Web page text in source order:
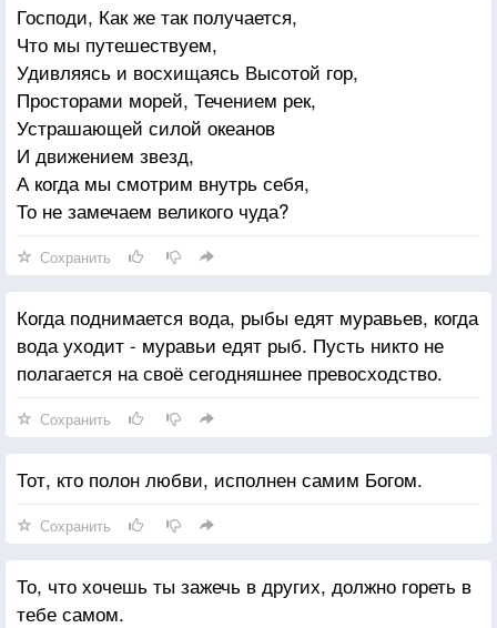
Господи, Как же так получается,
Что мы путешествуем,
Удивляясь и восхищаясь Высотой гор,
Просторами морей, Течением рек,
Устрашающей силой океанов
И движением звезд,
А когда мы смотрим внутрь себя,
То не замечаем великого чуда?
Сохранить
Когда поднимается вода, рыбы едят муравьев, когда
вода уходит - муравьи едят рыб. Пусть никто не
полагается на своё сегодняшнее превосходство.
Сохранить
Тот, кто полон любви, исполнен самим Богом.
Сохранить
То, что хочешь ты зажечь в других, должно гореть в
тебе самом.